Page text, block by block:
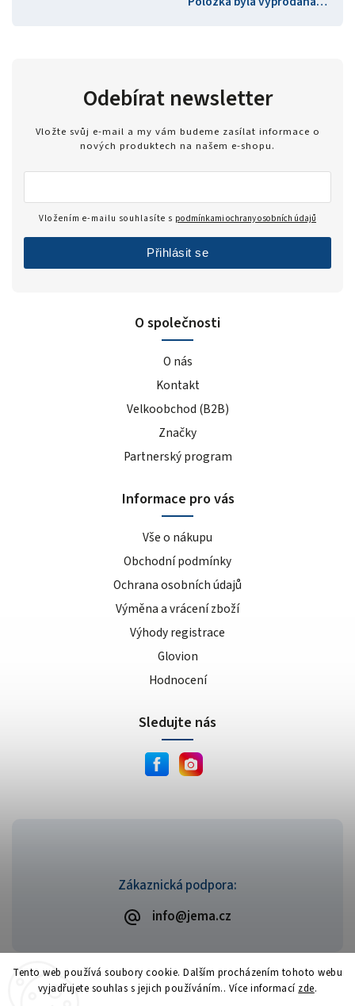
Tento web používá soubory cookie. Dalším procházením tohoto webu
vyjadřujete souhlas s jejich používáním.. Více informací zde.
Zákaznická podpora:
info@jema.cz
O společnosti
O nás
Kontakt
Velkoobchod (B2B)
Značky
Partnerský program
Informace pro vás
Vše o nákupu
Obchodní podmínky
Ochrana osobních údajů
Výměna a vrácení zboží
Výhody registrace
Glovion
Hodnocení
Odebírat newsletter
Vložte svůj e-mail a my vám budeme zasílat informace o
nových produktech na našem e-shopu.
Vložením e-mailu souhlasíte s podmínkami ochrany osobních údajů
Přihlásit se
Sledujte nás
Copyright 2026JEMA.cz. Všechna práva vyhrazena.